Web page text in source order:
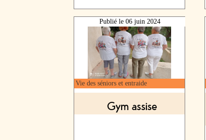
Vie des séniors et entraide
Gym assise
Publié le 06 juin 2024